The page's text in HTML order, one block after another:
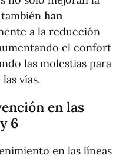
han
a la reducción
el confort
las molestias para
vías.
en las
6
en las líneas